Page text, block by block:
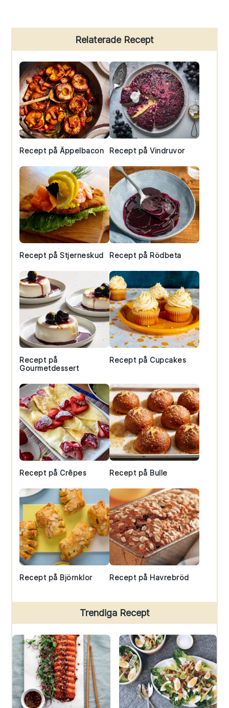
Sidebar
Relaterade Recept
Recept på Äppelbacon Recept på Vindruvor
Recept på Stjerneskud Recept på Rödbeta
Recept på
Gourmetdessert
Recept på Cupcakes
Recept på Crêpes Recept på Bulle
Recept på Björnklor Recept på Havrebröd
Trendiga Recept